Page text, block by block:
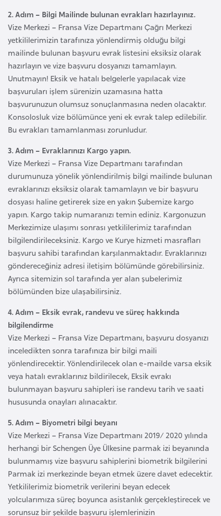
2. Adım – Bilgi Mailinde bulunan evrakları hazırlayınız.
Vize Merkezi – Fransa Vize Departmanı Çağrı Merkezi
yetkililerimizin tarafınıza yönlendirmiş olduğu bilgi
mailinde bulunan başvuru evrak listesini eksiksiz olarak
hazırlayın ve vize başvuru dosyanızı tamamlayın.
Unutmayın! Eksik ve hatalı belgelerle yapılacak vize
başvuruları işlem sürenizin uzamasına hatta
başvurunuzun olumsuz sonuçlanmasına neden olacaktır.
Konsolosluk vize bölümünce yeni ek evrak talep edilebilir.
Bu evrakları tamamlanması zorunludur.
3. Adım – Evraklarınızı Kargo yapın.
Vize Merkezi – Fransa Vize Departmanı tarafından
durumunuza yönelik yönlendirilmiş bilgi mailinde bulunan
evraklarınızı eksiksiz olarak tamamlayın ve bir başvuru
dosyası haline getirerek size en yakın Şubemize kargo
yapın. Kargo takip numaranızı temin ediniz. Kargonuzun
Merkezimize ulaşımı sonrası yetkililerimiz tarafından
bilgilendirileceksiniz. Kargo ve Kurye hizmeti masrafları
başvuru sahibi tarafından karşılanmaktadır. Evraklarınızı
göndereceğiniz adresi iletişim bölümünde görebilirsiniz.
Ayrıca sitemizin sol tarafında yer alan şubelerimiz
bölümünden bize ulaşabilirsiniz.
4. Adım – Eksik evrak, randevu ve süreç hakkında
bilgilendirme
Vize Merkezi – Fransa Vize Departmanı, başvuru dosyanızı
inceledikten sonra tarafınıza bir bilgi maili
yönlendirecektir. Yönlendirilecek olan e-mailde varsa eksik
veya hatalı evraklarınız bildirilecek, Eksik evrakı
bulunmayan başvuru sahipleri ise randevu tarih ve saati
hususunda onayları alınacaktır.
5. Adım – Biyometri bilgi beyanı
Vize Merkezi – Fransa Vize Departmanı 2019/ 2020 yılında
herhangi bir Schengen Üye Ülkesine parmak izi beyanında
bulunmamış vize başvuru sahiplerini biometrik bilgilerini
Parmak izi merkezinde beyan etmek üzere davet edecektir.
Yetkililerimiz biometrik verilerini beyan edecek
yolcularımıza süreç boyunca asistanlık gerçekleştirecek ve
sorunsuz bir şekilde başvuru işlemlerinizin
n
E
r
m
e
n
i
s
a
n
E
s
t
o
n
y
a
E
t
i
y
o
p
y
a
i
l
d
i
ş
i
S